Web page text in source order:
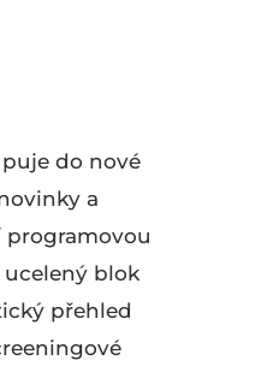
do nové
a
ucelený blok
přehled